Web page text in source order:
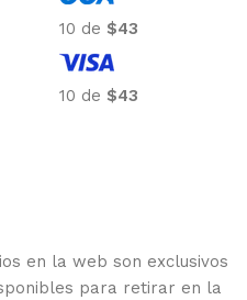
$43
$43
en la web son exclusivos
para retirar en la